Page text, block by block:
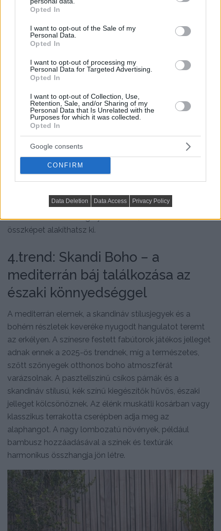
grant or deny consent to Google and its third-party tags to
use your data for below specified purposes in below Google
consent section.
Opted In
I want to opt-out of the Sale of my
Personal Data.
Opted In
I want to opt-out of processing my
Personal Data for Targeted Advertising.
Opted In
I want to opt-out of Collection, Use,
Retention, Sale, and/or Sharing of my
Personal Data that Is Unrelated with the
Purposes for which it was collected.
Opted In
Google consents
CONFIRM
Data Deletion Data Access Privacy Policy
fotó: Pelargonium for Europe
dekorációt készíthess. Így hangulatos fényfoltokat
varázsolhatsz a meleg nyári estékre, és harmonikus
összképet alakíthatsz ki.
4.trend: Skandi Boho – a
mediterrán báj találkozása az
északi könnyedséggel
A mediterrán elemek, a skandináv stílusjegyek és a
bohém részletek keveréke nyugodt hangulatot teremt
az erkélyen. A színesre festett fabútorok játékos jelleget
adnak ennek a 2025-ös trendnek, míg a természetes,
szőtt szőnyegek otthonos boho atmoszférát
varázsolnak. A pasztellszínű csíkos párnák és a
skandináv stílusú, kék színű kiegészítők hűvös, északi
jelleget kölcsönöznek. Az élénk muskátli kosárban vagy
klasszikus terrakotta cserépben adja meg az
alaphangot. A nagy lombozatú növények, például
bambusz hozzáadásával a színek és textúrák
harmonikus összhangja jön létre.